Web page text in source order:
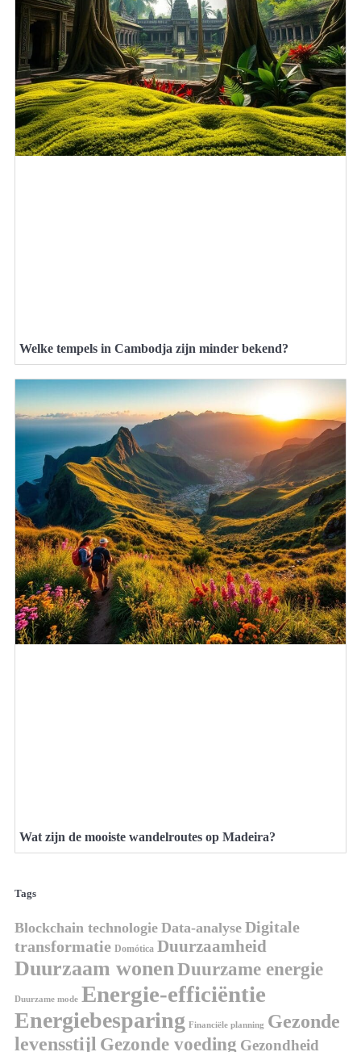
Welke tempels in Cambodja zijn minder bekend?
Wat zijn de mooiste wandelroutes op Madeira?
Tags
Blockchain technologie Data-analyse Digitale
transformatie Domótica Duurzaamheid
Duurzaam wonenDuurzame energie
Duurzame mode Energie-efficiëntie
Energiebesparing Financiële planning Gezonde
levensstijl Gezonde voeding Gezondheid